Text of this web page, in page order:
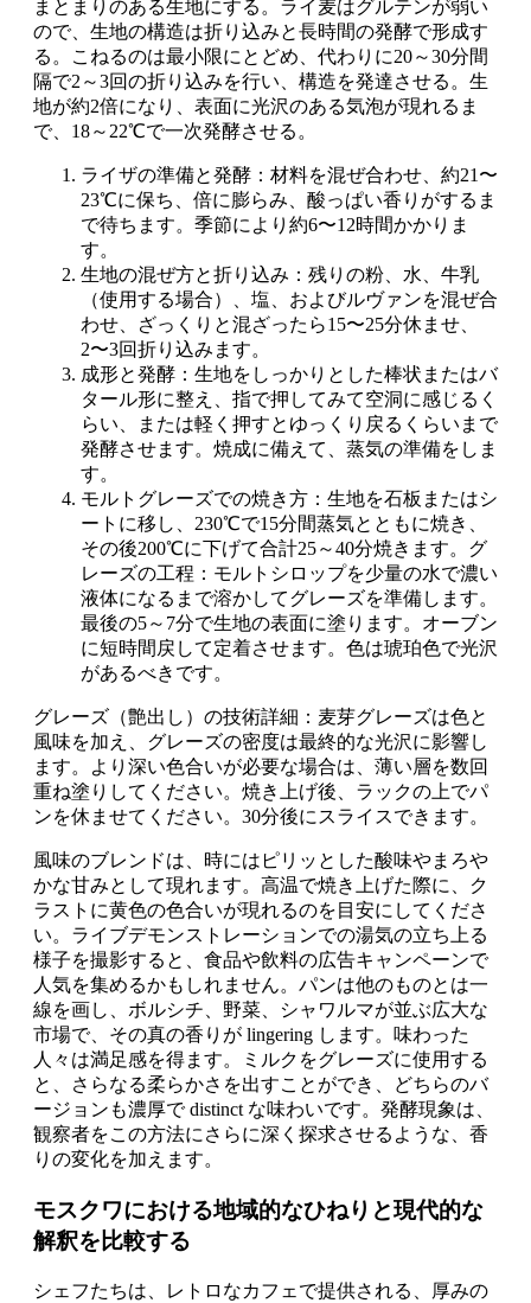
まとまりのある生地にする。ライ麦はグルテンが弱い
ので、生地の構造は折り込みと長時間の発酵で形成す
る。こねるのは最小限にとどめ、代わりに20～30分間
隔で2～3回の折り込みを行い、構造を発達させる。生
地が約2倍になり、表面に光沢のある気泡が現れるま
で、18～22℃で一次発酵させる。
ライザの準備と発酵：材料を混ぜ合わせ、約21〜
23℃に保ち、倍に膨らみ、酸っぱい香りがするま
で待ちます。季節により約6〜12時間かかりま
す。
生地の混ぜ方と折り込み：残りの粉、水、牛乳
（使用する場合）、塩、およびルヴァンを混ぜ合
わせ、ざっくりと混ざったら15〜25分休ませ、
2〜3回折り込みます。
成形と発酵：生地をしっかりとした棒状またはバ
タール形に整え、指で押してみて空洞に感じるく
らい、または軽く押すとゆっくり戻るくらいまで
発酵させます。焼成に備えて、蒸気の準備をしま
す。
モルトグレーズでの焼き方：生地を石板またはシ
ートに移し、230℃で15分間蒸気とともに焼き、
その後200℃に下げて合計25～40分焼きます。グ
レーズの工程：モルトシロップを少量の水で濃い
液体になるまで溶かしてグレーズを準備します。
最後の5～7分で生地の表面に塗ります。オーブン
に短時間戻して定着させます。色は琥珀色で光沢
があるべきです。
グレーズ（艶出し）の技術詳細：麦芽グレーズは色と
風味を加え、グレーズの密度は最終的な光沢に影響し
ます。より深い色合いが必要な場合は、薄い層を数回
重ね塗りしてください。焼き上げ後、ラックの上でパ
ンを休ませてください。30分後にスライスできます。
風味のブレンドは、時にはピリッとした酸味やまろや
かな甘みとして現れます。高温で焼き上げた際に、ク
ラストに黄色の色合いが現れるのを目安にしてくださ
い。ライブデモンストレーションでの湯気の立ち上る
様子を撮影すると、食品や飲料の広告キャンペーンで
人気を集めるかもしれません。パンは他のものとは一
線を画し、ボルシチ、野菜、シャワルマが並ぶ広大な
市場で、その真の香りが lingering します。味わった
人々は満足感を得ます。ミルクをグレーズに使用する
と、さらなる柔らかさを出すことができ、どちらのバ
ージョンも濃厚で distinct な味わいです。発酵現象は、
観察者をこの方法にさらに深く探求させるような、香
りの変化を加えます。
モスクワにおける地域的なひねりと現代的な
解釈を比較する
シェフたちは、レトロなカフェで提供される、厚みの